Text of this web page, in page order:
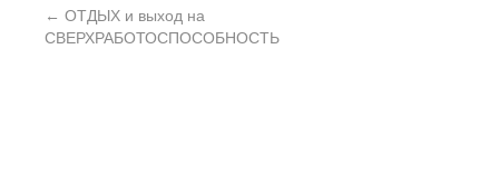
← ОТДЫХ и выход на
СВЕРХРАБОТОСПОСОБНОСТЬ